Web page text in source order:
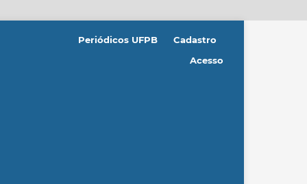
Periódicos UFPB
Cadastro
Acesso